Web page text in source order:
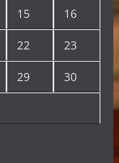
15 16
22 23
29 30